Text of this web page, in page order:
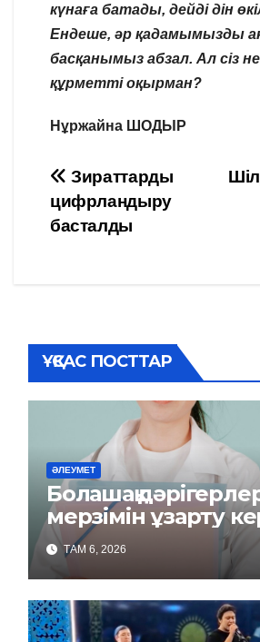
күнаға батады, дейді дін
Ендеше, әр қадамымызды
басқанымыз абзал. Ал сіз
құрметті оқырман?
Нұржайна ШОДЫР
Навигация
по
Зираттарды
цифрландыру
басталды
ҰҚСАС ПОСТТАР
ӘЛЕУМЕТ
Болашақ
мерзімін ұзарту
ТАМ 6, 2026